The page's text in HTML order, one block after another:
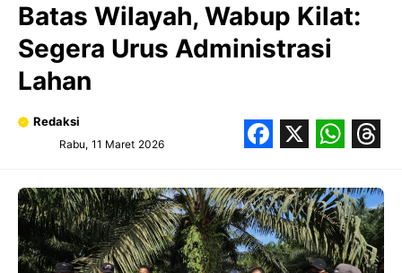
Batas Wilayah, Wabup Kilat:
Segera Urus Administrasi
Lahan
Redaksi
Rabu, 11 Maret 2026